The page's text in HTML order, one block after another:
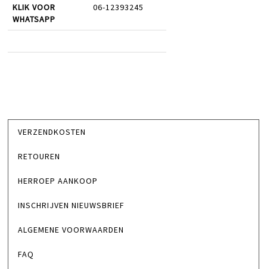
KLIK VOOR
WHATSAPP
06-12393245
VERZENDKOSTEN
RETOUREN
HERROEP AANKOOP
INSCHRIJVEN NIEUWSBRIEF
ALGEMENE VOORWAARDEN
FAQ